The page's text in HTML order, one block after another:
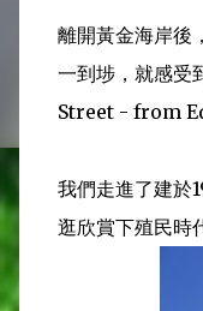
離開黃金海岸後
一到埗，就感受
Street - from
我們走進了建於
逛欣賞下殖民時